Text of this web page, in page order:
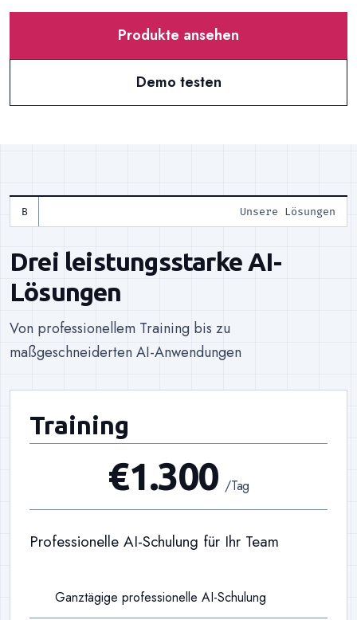
Produkte ansehen
Demo testen
Unsere Lösungen
Drei leistungsstarke AI-
Lösungen
Von professionellem Training bis zu
maßgeschneiderten AI-Anwendungen
Training
€1.300 /Tag
Professionelle AI-Schulung für Ihr Team
Ganztägige professionelle AI-Schulung